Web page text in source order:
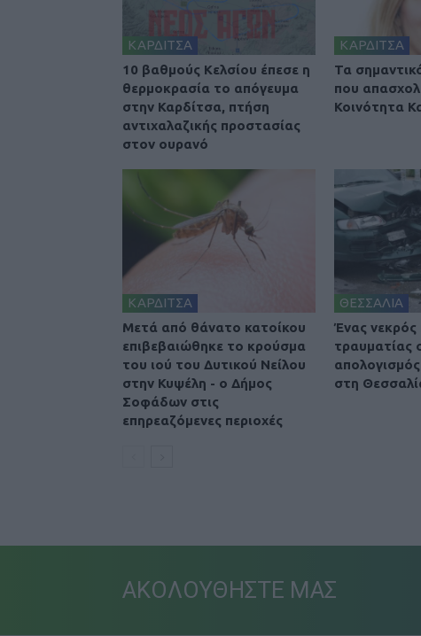
ΚΑΡΔΙΤΣΑ
10 βαθμούς Κελσίου έπεσε η
θερμοκρασία το απόγευμα
στην Καρδίτσα, πτήση
αντιχαλαζικής προστασίας
στον ουρανό
ΚΑΡΔΙΤΣΑ
Τα
που
Κοινότητα
ΚΑΡΔΙΤΣΑ
Μετά από θάνατο κατοίκου
επιβεβαιώθηκε το κρούσμα
του ιού του Δυτικού Νείλου
στην Κυψέλη - ο Δήμος
Σοφάδων στις
επηρεαζόμενες περιοχές
ΘΕΣΣΑΛΙΑ
Ένας νεκρός
τραυματίας
στη
ΑΚΟΛΟΥΘΗΣΤΕ ΜΑΣ